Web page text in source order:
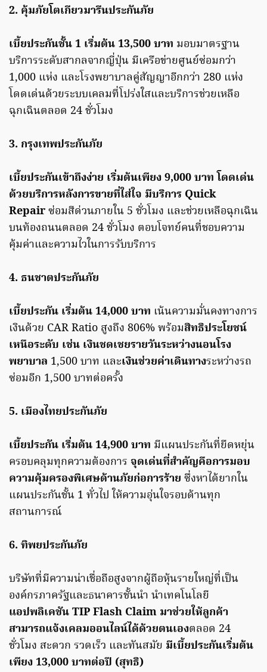
2. คุ้มภัยโตเกียวมารีนประกันภัย
เบี้ยประกันชั้น 1 เริ่มต้น 13,500 บาท มอบมาตรฐาน
บริการระดับสากลจากญี่ปุ่น มีเครือข่ายศูนย์ซ่อมกว่า
1,000 แห่ง และโรงพยาบาลคู่สัญญาอีกกว่า 280 แห่ง
โดดเด่นด้วยระบบเคลมที่โปร่งใสและบริการช่วยเหลือ
ฉุกเฉินตลอด 24 ชั่วโมง
3. กรุงเทพประกันภัย
เบี้ยประกันเข้าถึงง่าย เริ่มต้นเพียง 9,000 บาท โดดเด่น
ด้วยบริการหลังการขายที่ใส่ใจ มีบริการ Quick
Repairซ่อมสีด่วนภายใน 5 ชั่วโมง และช่วยเหลือฉุกเฉิน
บนท้องถนนตลอด 24 ชั่วโมง ตอบโจทย์คนที่ชอบความ
คุ้มค่าและความไวในการรับบริการ
4. ธนชาตประกันภัย
เบี้ยประกัน เริ่มต้น 14,000 บาท เน้นความมั่นคงทางการ
เงินด้วย CAR Ratio สูงถึง 806% พร้อมสิทธิประโยชน์
เหนือระดับ เช่น เงินชดเชยรายวันระหว่างนอนโรง
พยาบาล 1,500 บาท และเงินช่วยค่าเดินทางระหว่างรถ
ซ่อมอีก 1,500 บาทต่อครั้ง
5. เมืองไทยประกันภัย
เบี้ยประกัน เริ่มต้น 14,900 บาท มีแผนประกันที่ยืดหยุ่น
ครอบคลุมทุกความต้องการ จุดเด่นที่สำคัญคือการมอบ
ความคุ้มครองพิเศษด้านภัยก่อการร้าย ซึ่งหาได้ยากใน
แผนประกันชั้น 1 ทั่วไป ให้ความอุ่นใจรอบด้านทุก
สถานการณ์
6. ทิพยประกันภัย
บริษัทที่มีความน่าเชื่อถือสูงจากผู้ถือหุ้นรายใหญ่ที่เป็น
องค์กรภาครัฐและธนาคารชั้นนำ นำเทคโนโลยี
แอปพลิเคชัน TIP Flash Claim มาช่วยให้ลูกค้า
สามารถแจ้งเคลมออนไลน์ได้ด้วยตนเองตลอด 24
ชั่วโมง สะดวก รวดเร็ว และทันสมัย มีเบี้ยประกันเริ่มต้น
เพียง 13,000 บาทต่อปี (สุทธิ)